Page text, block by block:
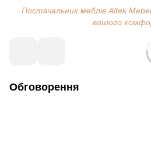
Постачальник меблів Altek Mebel
вашого
Обговорення